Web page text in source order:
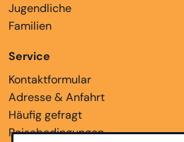
Jugendliche
Familien
Service
Kontaktformular
Adresse & Anfahrt
Häufig gefragt
Reisebedingungen